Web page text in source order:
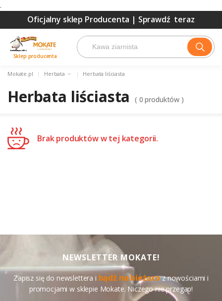
.
Oficjalny sklep Producenta | Sprawdź teraz
Sklep producenta
Mokate.pl | Herbata | Herbata liściasta
Herbata liściasta ( 0 produktów )
Brak produktów w tej kategorii.
NEWSLETTER MOKATE!
Zapisz się do newslettera i bądź na bieżącoz nowościami i
promocjami w sklepie Mokate. Niczego nie przegap!